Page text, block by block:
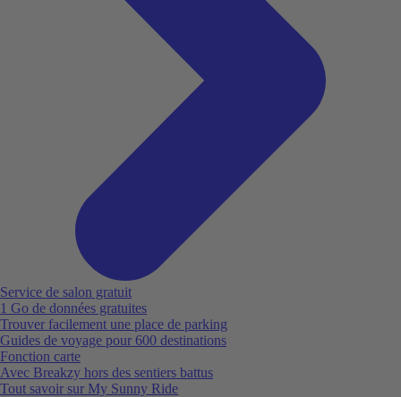
Service de salon gratuit
1 Go de données gratuites
Trouver facilement une place de parking
Guides de voyage pour 600 destinations
Fonction carte
Avec Breakzy hors des sentiers battus
Tout savoir sur My Sunny Ride